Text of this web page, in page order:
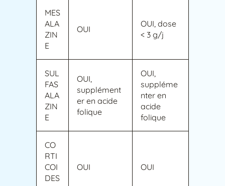
MES
ALA
ZIN
E
OUI
OUI, dose
< 3 g/j
SUL
FAS
ALA
ZIN
E
OUI,
supplément
er en acide
folique
OUI,
suppléme
nter en
acide
folique
CO
RTI
COI
DES
OUI OUI